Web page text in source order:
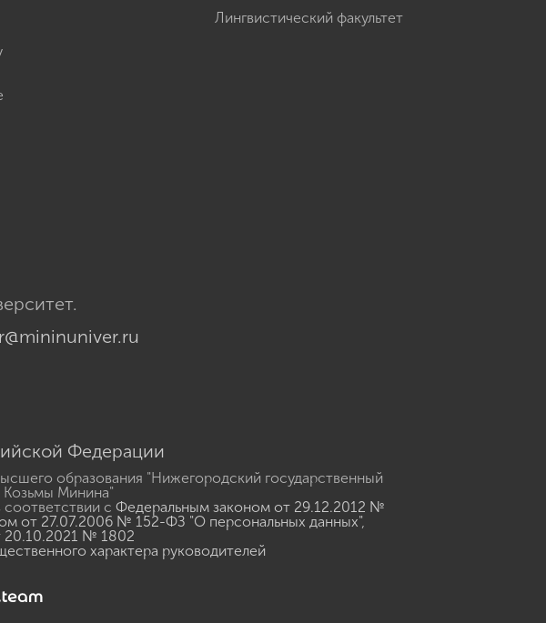
Лингвистический факультет
Федерации
образования "Нижегородский государственный
Козьмы Минина"
с Федеральным законом от 29.12.2012 №
от 27.07.2006 № 152-ФЗ "О персональных данных",
20.10.2021 № 1802
характера руководителей